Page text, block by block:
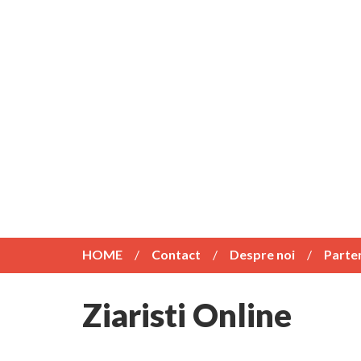
HOME Contact Despre noi
Ziaristi Online